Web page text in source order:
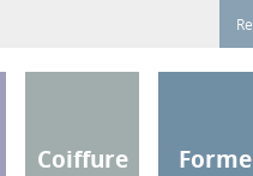
Coiffure Forme